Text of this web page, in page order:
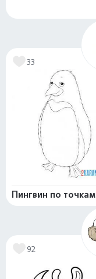
33
Пингвин по точкам
92